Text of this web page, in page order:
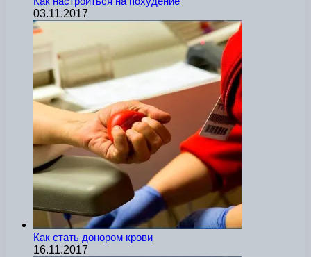
03.11.2017
Как стать донором крови
16.11.2017